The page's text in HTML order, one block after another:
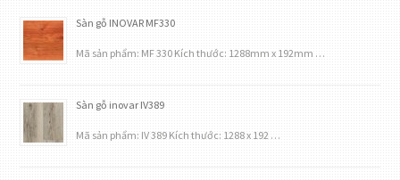
Sàn gỗ INOVAR MF330
Mã sản phẩm: MF 330 Kích thước: 1288mm x 192mm …
Sàn gỗ inovar IV389
Mã sản phẩm: IV 389 Kích thước: 1288 x 192 …